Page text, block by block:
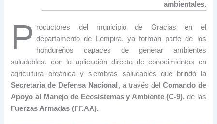
ambientales.
P roductores del municipio de Gracias en el
departamento de Lempira, ya forman parte de los
hondureños capaces de generar ambientes
saludables, con la aplicación directa de conocimientos en
agricultura orgánica y siembras saludables que brindó la
Secretaría de Defensa Nacional , a través del Comando de
Apoyo al Manejo de Ecosistemas y Ambiente (C-9), de las
Fuerzas Armadas (FF.AA).